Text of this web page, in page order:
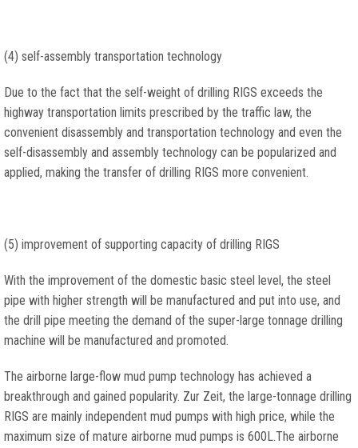
(4) self-assembly transportation technology
Due to the fact that the self-weight of drilling RIGS exceeds the
highway transportation limits prescribed by the traffic law, the
convenient disassembly and transportation technology and even the
self-disassembly and assembly technology can be popularized and
applied, making the transfer of drilling RIGS more convenient.
(5) improvement of supporting capacity of drilling RIGS
With the improvement of the domestic basic steel level, the steel
pipe with higher strength will be manufactured and put into use, and
the drill pipe meeting the demand of the super-large tonnage drilling
machine will be manufactured and promoted.
The airborne large-flow mud pump technology has achieved a
breakthrough and gained popularity. Zur Zeit, the large-tonnage drilling
RIGS are mainly independent mud pumps with high price, while the
maximum size of mature airborne mud pumps is 600L.The airborne